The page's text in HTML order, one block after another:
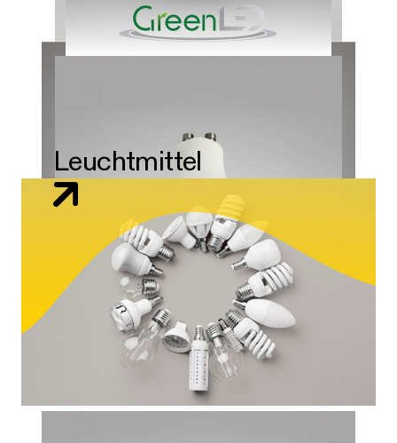
Leuchtmittel